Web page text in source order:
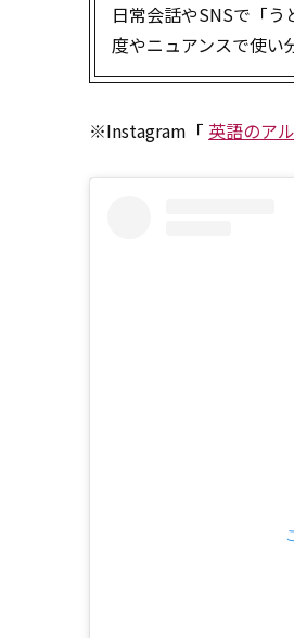
日常会話やSNSで「
度やニュアンスで使い
※Instagram「 英語のア